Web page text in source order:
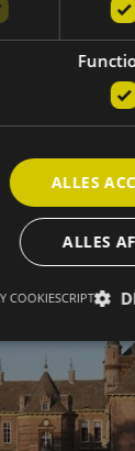
ALLES
ALLES
COOKIESCRIPT